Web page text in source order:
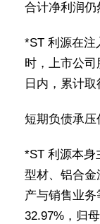
合计净利润仍
*ST 利源在注
时，上市公
日内，累计取
短期负债承
*ST 利源本身
型材、铝合金
产与销售业
32.97%，归